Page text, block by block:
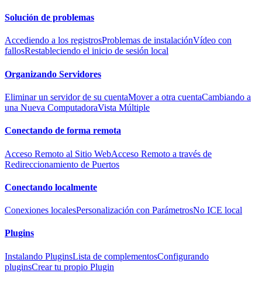
Solución de problemas
Accediendo a los registrosProblemas de instalaciónVídeo con
fallosRestableciendo el inicio de sesión local
Organizando Servidores
Eliminar un servidor de su cuentaMover a otra cuentaCambiando a
una Nueva ComputadoraVista Múltiple
Conectando de forma remota
Acceso Remoto al Sitio WebAcceso Remoto a través de
Redireccionamiento de Puertos
Conectando localmente
Conexiones localesPersonalización con ParámetrosNo ICE local
Plugins
Instalando PluginsLista de complementosConfigurando
pluginsCrear tu propio Plugin